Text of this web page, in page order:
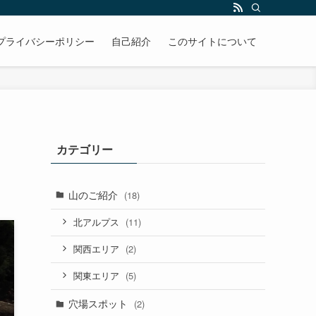
ライバシーポリシー 自己紹介 このサイトについて
カテゴリー
山のご紹介 (18)
北アルプス (11)
関西エリア (2)
関東エリア (5)
穴場スポット (2)